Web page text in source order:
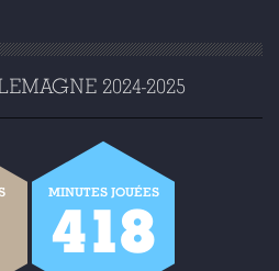
2024-2025
MINUTES JOUÉES
418